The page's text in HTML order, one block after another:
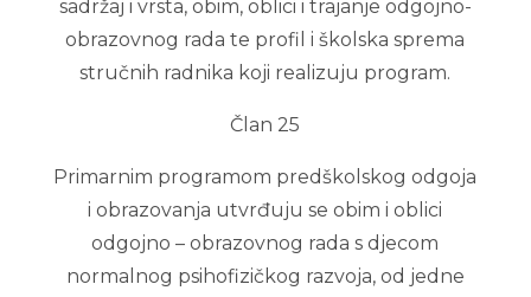
sadržaj i vrsta, obim, oblici i trajanje odgojno-
obrazovnog rada te profil i školska sprema
stručnih radnika koji realizuju program.
Član 25
Primarnim programom predškolskog odgoja
i obrazovanja utvrđuju se obim i oblici
odgojno – obrazovnog rada s djecom
normalnog psihofizičkog razvoja, od jedne